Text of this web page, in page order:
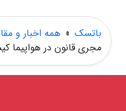
باتسک » همه اخبار و
مجری قانون در هواپیما